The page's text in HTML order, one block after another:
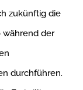
zukünftig die
während der
durchführen.